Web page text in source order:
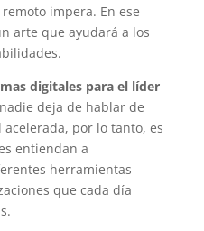
impera. En ese
arte que ayudará a los
digitales para el líder
deja de hablar de
por lo tanto, es
entiendan a
herramientas
que cada día